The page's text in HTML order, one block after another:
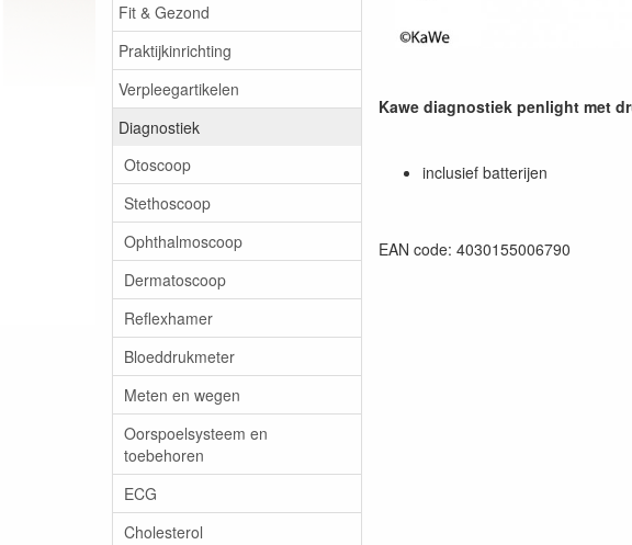
Fit & Gezond
Praktijkinrichting
Verpleegartikelen
Diagnostiek
Otoscoop
Stethoscoop
Ophthalmoscoop
Dermatoscoop
Reflexhamer
Bloeddrukmeter
Meten en wegen
Oorspoelsysteem en
toebehoren
ECG
Cholesterol
Kawe diagnostiek penlight met
inclusief batterijen
EAN code: 4030155006790